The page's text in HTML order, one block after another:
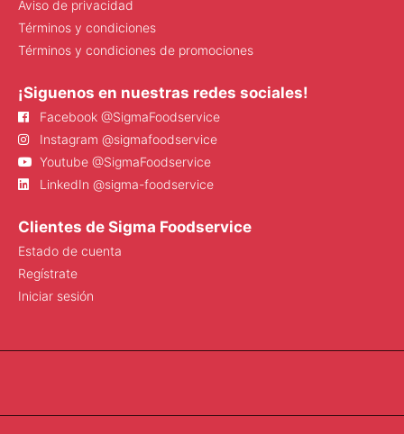
Aviso de privacidad
Términos y condiciones
Términos y condiciones de promociones
¡Siguenos en nuestras redes sociales!
Facebook @SigmaFoodservice
Instagram @sigmafoodservice
Youtube @SigmaFoodservice
LinkedIn @sigma-foodservice
Clientes de Sigma Foodservice
Estado de cuenta
Regístrate
Iniciar sesión